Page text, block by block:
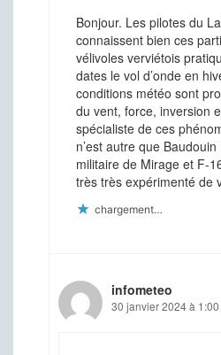
Bonjour. Les pilotes du
connaissent bien ces
vélivoles verviétois
dates le vol d’onde en
conditions météo sont
du vent, force, inversion
spécialiste de ces
n’est autre que
militaire de Mirage et F-
très très expérimenté de
chargement…
infometeo
30 janvier 2024 à 1:00